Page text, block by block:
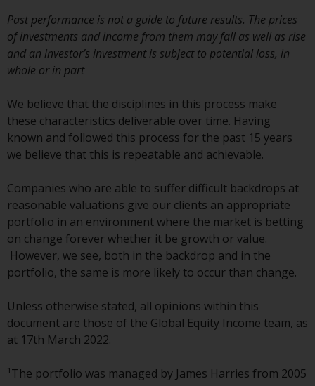
bereitstellen oder die wir von
dieser Website erhalten,
personenbezogene Daten
darstellen, stimmen Sie deren
seine Vertreter und andere Dritte
zu. Alle diese Unternehmen sind
verpflichtet, die Vertraulichkeit
dieser Informationen zu wahren.
Ihre Informationen auf diese
Weise verwendet werden, sollten
Sie Redwheel per E-Mail oder
schriftlich darüber informieren.
Sie haben Anspruch auf eine
Kopie der Informationen, die wir
indem Sie uns schriftlich
anschreiben und diese anfordern.
Weitere Informationen finden Sie
Datenschutzrichtlinie und Cookie-
Past performance is not a guide to future results. The prices
of investments and income from them may fall as well as rise
and an investor’s investment is subject to potential loss, in
whole or in part
We believe that the disciplines in this process make
these characteristics deliverable over time. Having
known and followed this process for the past 15 years
we believe that this is repeatable and achievable.
Companies who are able to suffer difficult backdrops at
reasonable valuations give our clients an appropriate
portfolio in an environment where the market is betting
on change forever whether it be growth or value.
However, we see, both in the backdrop and in the
portfolio, the same is more likely to occur than change.
Unless otherwise stated, all opinions within this
document are those of the Global Equity Income team, as
at 17th March 2022.
¹The portfolio was managed by James Harries from 2005